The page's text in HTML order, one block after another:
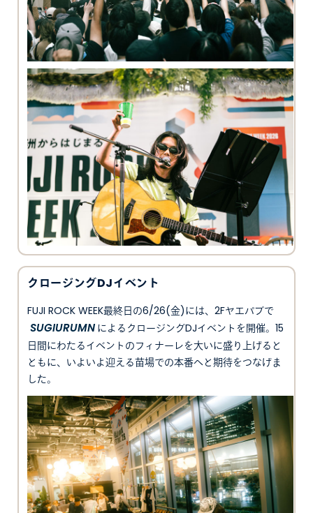
クロージングDJイベント
FUJI ROCK WEEK最終日の6/26(金)には、2Fヤエパブで
SUGIURUMNによるクロージングDJイベントを開催。15
日間にわたるイベントのフィナーレを大いに盛り上げると
ともに、いよいよ迎える苗場での本番へと期待をつなげま
した。